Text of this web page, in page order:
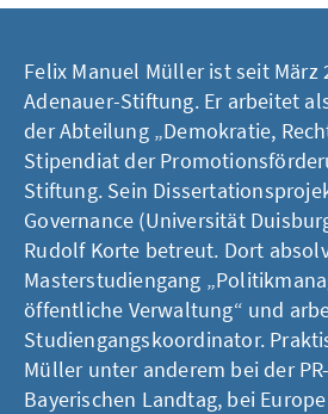
Felix Manuel Müller ist seit
Adenauer-Stiftung. Er arbeitet
der Abteilung „Demokratie,
Stipendiat der
Stiftung. Sein
Governance (Universität
Rudolf Korte betreut. Dort
Masterstudiengang
öffentliche Verwaltung“ und
Studiengangskoordinator.
Müller unter anderem bei der
Bayerischen Landtag, bei